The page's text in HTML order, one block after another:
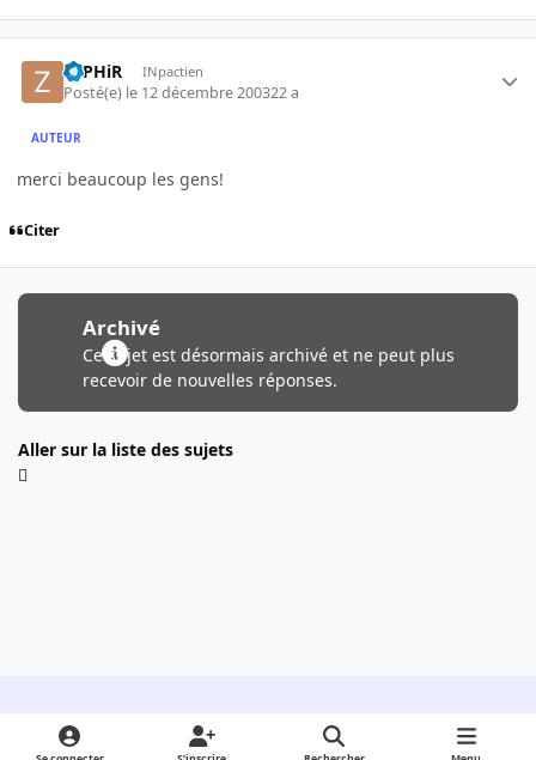
ZePHiR INpactien
Posté(e) le 12 décembre 200322 a
AUTEUR
merci beaucoup les gens!
Citer
Archivé
Ce sujet est désormais archivé et ne peut plus
recevoir de nouvelles réponses.
Aller sur la liste des sujets
Light ModeDark ModeSystem Preference